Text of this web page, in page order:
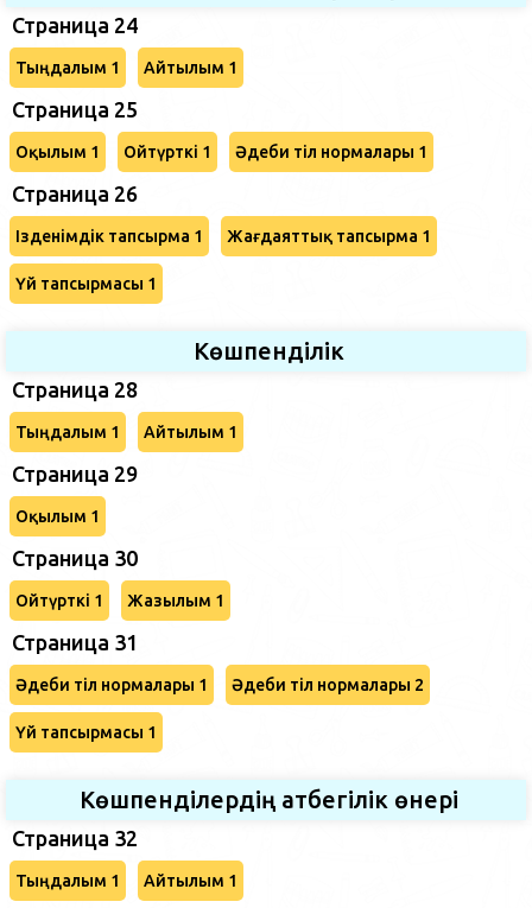
Страница 24
Тыңдалым 1 Айтылым 1
Страница 25
Оқылым 1 Ойтүрткі 1 Әдеби тіл нормалары 1
Страница 26
Ізденімдік тапсырма 1 Жағдаяттық тапсырма 1
Үй тапсырмасы 1
Көшпенділік
Страница 28
Тыңдалым 1 Айтылым 1
Страница 29
Оқылым 1
Страница 30
Ойтүрткі 1 Жазылым 1
Страница 31
Әдеби тіл нормалары 1 Әдеби тіл нормалары 2
Үй тапсырмасы 1
Көшпенділердің атбегілік өнері
Страница 32
Тыңдалым 1 Айтылым 1